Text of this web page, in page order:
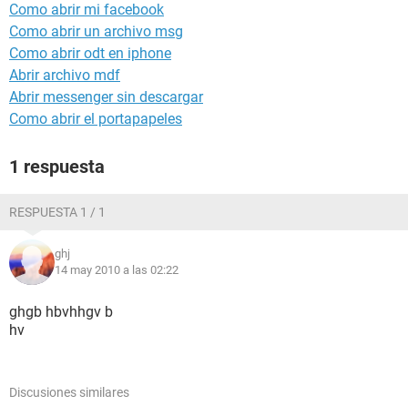
Como abrir mi facebook
Como abrir un archivo msg
Como abrir odt en iphone
Abrir archivo mdf
Abrir messenger sin descargar
Como abrir el portapapeles
1 respuesta
RESPUESTA 1 / 1
ghj
14 may 2010 a las 02:22
ghgb hbvhhgv b
hv
Discusiones similares